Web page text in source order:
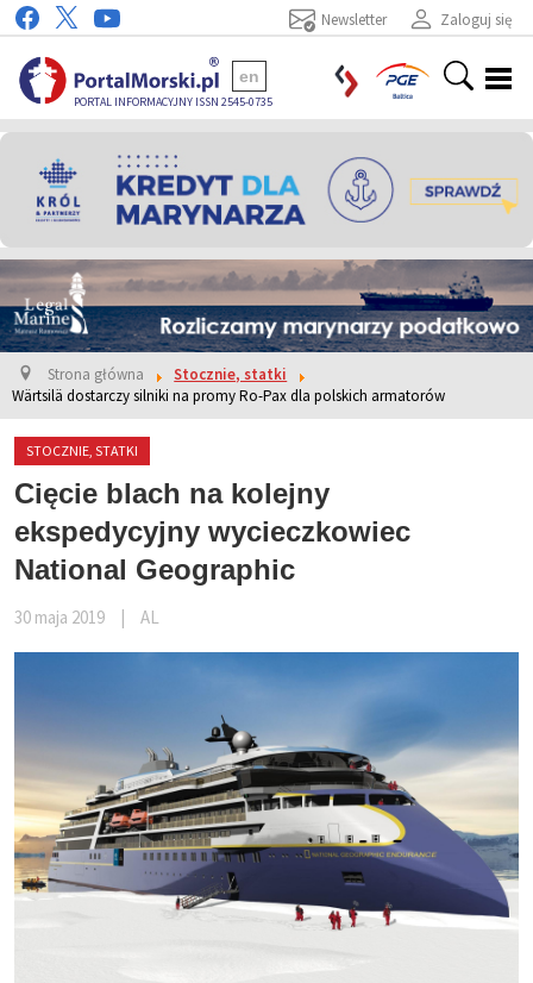
Zaloguj się
Newsletter
PORTAL INFORMACYJNY ISSN 2545-0735
en
Strona główna
Stocznie, statki
Wärtsilä dostarczy silniki na promy Ro-Pax dla polskich armatorów
STOCZNIE, STATKI
Cięcie blach na kolejny
ekspedycyjny wycieczkowiec
National Geographic
30 maja 2019 AL